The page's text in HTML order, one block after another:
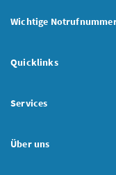
Wichtige
Quicklinks
Services
Über uns